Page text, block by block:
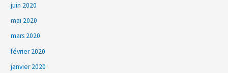
juin 2020
mai 2020
mars 2020
février 2020
janvier 2020